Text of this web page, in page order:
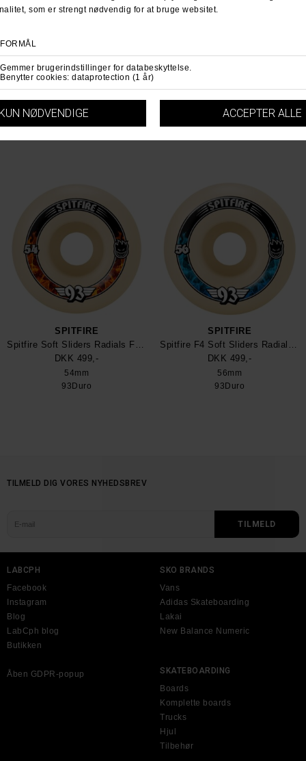
SPITFIRE
Spitfire Nikolai Pro Formular Four Classic Hjul
52mm
54mm
54mm
55mm
SPITFIRE
Spitfire Soft Sliders Radials Formula Four 93Duro Skateboard Wheel
DKK 499,-
54mm
93Duro
SPITFIRE
Spitfire F4 Soft Sliders Radials 93Duro Hjul
DKK 499,-
56mm
93Duro
TILMELD DIG VORES NYHEDSBREV
LABCPH
Facebook
Instagram
Blog
LabCph blog
Butikken
Åben GDPR-popup
SKO BRANDS
Vans
Adidas Skateboarding
Lakai
New Balance Numeric
SKATEBOARDING
Boards
Komplette boards
Trucks
Hjul
Tilbehør